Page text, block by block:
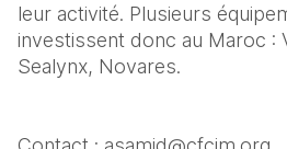
leur activité. Plusieurs
investissent donc au Maroc :
Sealynx, Novares.